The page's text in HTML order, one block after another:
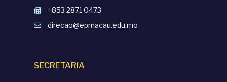
+853 2871 0473
direcao@epmacau.edu.mo
SECRETARIA